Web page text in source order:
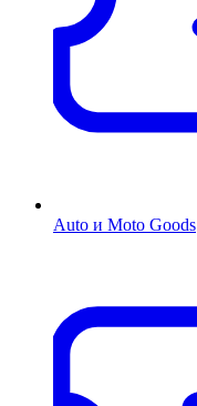
Auto и Moto Goods